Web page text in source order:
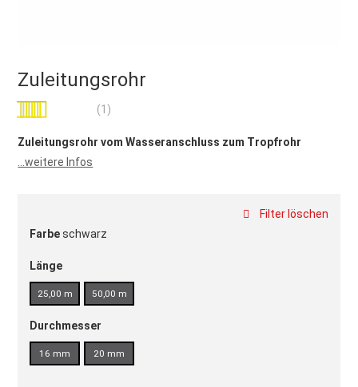
Zuleitungsrohr
Bewertung: (1)
Zuleitungsrohr vom Wasseranschluss zum Tropfrohr
...weitere Infos
Filter löschen
Länge
25,00 m 50,00 m
Durchmesser
16 mm 20 mm
Farbeschwarz